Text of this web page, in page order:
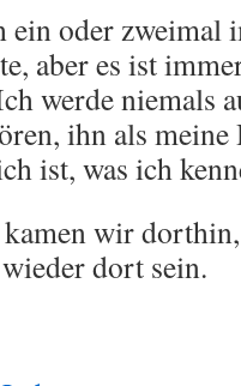
ein oder zweimal
aber es ist
werde niemals
ihn als meine
ist, was ich
wir
dort sein.